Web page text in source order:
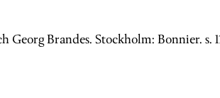
Georg Brandes. Stockholm: Bonnier. s.